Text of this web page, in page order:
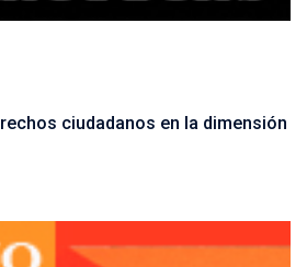
ciudadanos en la dimensión